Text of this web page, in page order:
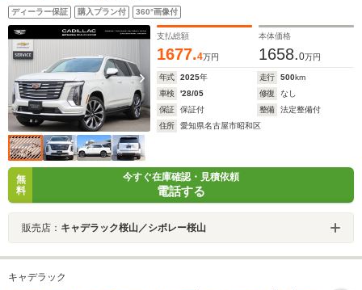
ディーラー保証 購入プラン付 360°画像付
支払総額
1677.4万円
本体価格
1658.0万円
年式 2025年 走行 500km
車検
'28/05 修復
なし
保証
保証付 整備
法定整備付
住所
愛知県名古屋市昭和区
無
料
今すぐ在庫確認・見積依頼
電話する
販売店： キャデラック桜山／シボレー桜山
キャデラック